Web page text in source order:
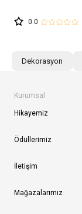
0.0
Dekorasyon
Kurumsal
Hikayemiz
Ödüllerimiz
İletişim
Mağazalarımız